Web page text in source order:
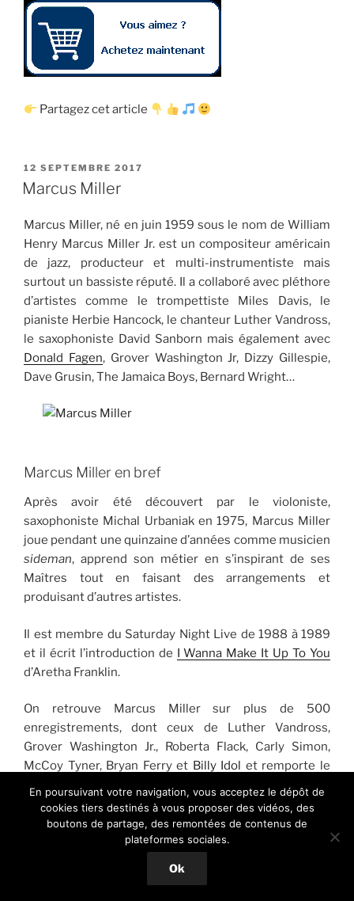
Partagez cet article
PUBLIÉ
LE
12 SEPTEMBRE 2017
Marcus Miller
Marcus Miller, né en juin 1959 sous le nom de William
Henry Marcus Miller Jr. est un compositeur américain
de jazz, producteur et multi-instrumentiste mais
surtout un bassiste réputé. Il a collaboré avec pléthore
d’artistes comme le trompettiste Miles Davis, le
pianiste Herbie Hancock, le chanteur Luther Vandross,
le saxophoniste David Sanborn mais également avec
Donald Fagen, Grover Washington Jr, Dizzy Gillespie,
Dave Grusin, The Jamaica Boys, Bernard Wright…
Marcus Miller en bref
Après avoir été découvert par le violoniste,
saxophoniste Michal Urbaniak en 1975, Marcus Miller
joue pendant une quinzaine d’années comme musicien
sideman, apprend son métier en s’inspirant de ses
Maîtres tout en faisant des arrangements et
produisant d’autres artistes.
Il est membre du Saturday Night Live de 1988 à 1989
et il écrit l’introduction de I Wanna Make It Up To You
d’Aretha Franklin.
On retrouve Marcus Miller sur plus de 500
enregistrements, dont ceux de Luther Vandross,
Grover Washington Jr., Roberta Flack, Carly Simon,
McCoy Tyner, Bryan Ferry et Billy Idol et remporte le
prix «
Most Valuable Player » attribué aux musiciens de
studio par la (NARAS ou Recording Academy) trois ans
de suite.
En poursuivant votre navigation, vous acceptez le dépôt de
cookies tiers destinés à vous proposer des vidéos, des
boutons de partage, des remontées de contenus de
plateformes sociales.
Ok